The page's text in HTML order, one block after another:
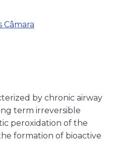
Câmara
by chronic airway
term irreversible
peroxidation of the
formation of bioactive